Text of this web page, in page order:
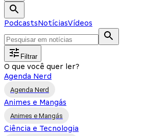
PodcastsNotíciasVídeos
Filtrar
O que você quer ler?
Agenda Nerd
Agenda Nerd
Animes e Mangás
Animes e Mangás
Ciência e Tecnologia